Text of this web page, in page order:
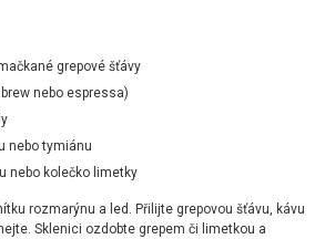
grepové šťávy
nebo espressa)
nebo tymiánu
nebo kolečko limetky
rozmarýnu a led. Přilijte grepovou šťávu, kávu
Sklenici ozdobte grepem či limetkou a